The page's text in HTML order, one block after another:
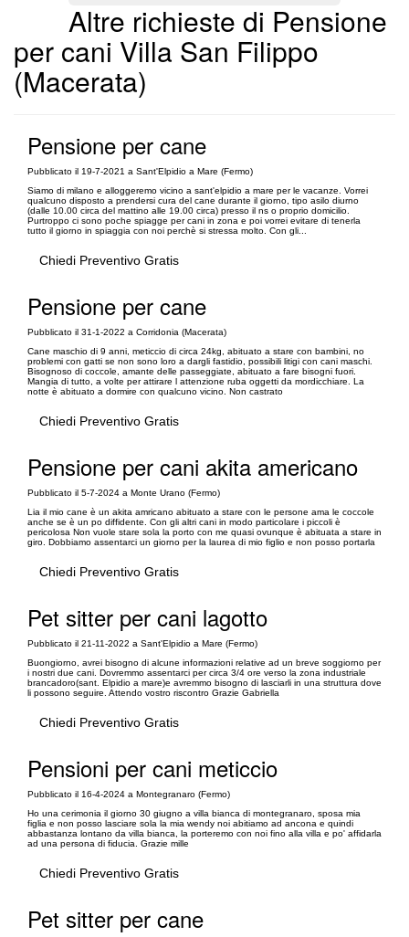
Altre richieste di Pensione
per cani Villa San Filippo
(Macerata)
Pensione per cane
Pubblicato il 19-7-2021 a Sant'Elpidio a Mare (Fermo)
Siamo di milano e alloggeremo vicino a sant'elpidio a mare per le vacanze. Vorrei
qualcuno disposto a prendersi cura del cane durante il giorno, tipo asilo diurno
(dalle 10.00 circa del mattino alle 19.00 circa) presso il ns o proprio domicilio.
Purtroppo ci sono poche spiagge per cani in zona e poi vorrei evitare di tenerla
tutto il giorno in spiaggia con noi perchè si stressa molto. Con gli...
Chiedi Preventivo Gratis
Pensione per cane
Pubblicato il 31-1-2022 a Corridonia (Macerata)
Cane maschio di 9 anni, meticcio di circa 24kg, abituato a stare con bambini, no
problemi con gatti se non sono loro a dargli fastidio, possibili litigi con cani maschi.
Bisognoso di coccole, amante delle passeggiate, abituato a fare bisogni fuori.
Mangia di tutto, a volte per attirare l attenzione ruba oggetti da mordicchiare. La
notte è abituato a dormire con qualcuno vicino. Non castrato
Chiedi Preventivo Gratis
Pensione per cani akita americano
Pubblicato il 5-7-2024 a Monte Urano (Fermo)
Lia il mio cane è un akita amricano abituato a stare con le persone ama le coccole
anche se è un po diffidente. Con gli altri cani in modo particolare i piccoli è
pericolosa Non vuole stare sola la porto con me quasi ovunque è abituata a stare in
giro. Dobbiamo assentarci un giorno per la laurea di mio figlio e non posso portarla
Chiedi Preventivo Gratis
Pet sitter per cani lagotto
Pubblicato il 21-11-2022 a Sant'Elpidio a Mare (Fermo)
Buongiorno, avrei bisogno di alcune informazioni relative ad un breve soggiorno per
i nostri due cani. Dovremmo assentarci per circa 3/4 ore verso la zona industriale
brancadoro(sant. Elpidio a mare)e avremmo bisogno di lasciarli in una struttura dove
li possono seguire. Attendo vostro riscontro Grazie Gabriella
Chiedi Preventivo Gratis
Pensioni per cani meticcio
Pubblicato il 16-4-2024 a Montegranaro (Fermo)
Ho una cerimonia il giorno 30 giugno a villa bianca di montegranaro, sposa mia
figlia e non posso lasciare sola la mia wendy noi abitiamo ad ancona e quindi
abbastanza lontano da villa bianca, la porteremo con noi fino alla villa e po' affidarla
ad una persona di fiducia. Grazie mille
Chiedi Preventivo Gratis
Pet sitter per cane